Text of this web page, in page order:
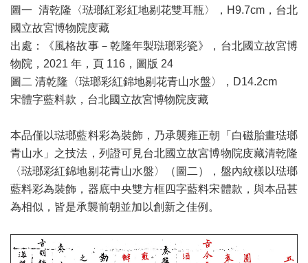
圖一 清乾隆〈琺瑯紅彩紅地剔花雙耳瓶〉，H9.7cm，台北
國立故宮博物院庋藏
出處：《風格故事－乾隆年製琺瑯彩瓷》，台北國立故宮博
物院，2021 年，頁 116，圖版 24
圖二 清乾隆〈琺瑯彩紅錦地剔花青山水盤〉，D14.2cm
宋體字藍料款，台北國立故宮博物院庋藏
本品僅以琺瑯藍料彩為裝飾，乃承襲雍正朝「白磁胎畫琺瑯
青山水」之技法，列證可見台北國立故宮博物院庋藏清乾隆
〈琺瑯彩紅錦地剔花青山水盤〉（圖二），盤內紋樣以琺瑯
藍料彩為裝飾，器底中央雙方框四字藍料宋體款，與本品甚
為相似，皆是承襲前朝並加以創新之佳例。